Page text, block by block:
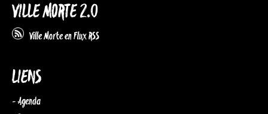
VILLE MORTE 2.0
Ville Morte en Flux RSS
LIENS
- Agenda